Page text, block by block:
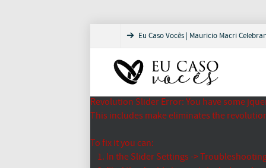
Eu Caso Vocês | Mauricio Macri
Revolution Slider Error: You have some
This includes make eliminates the
To fix it you can:
1. In the Slider Settings ->